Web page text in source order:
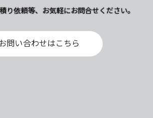
り依頼等、お気軽にお問合せください。
問い合わせはこちら